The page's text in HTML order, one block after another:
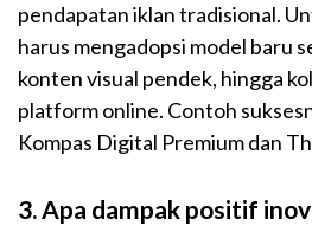
pendapatan iklan tradisional.
harus mengadopsi model baru
konten visual pendek, hingga
platform online. Contoh
Kompas Digital Premium dan
3. Apa dampak positif